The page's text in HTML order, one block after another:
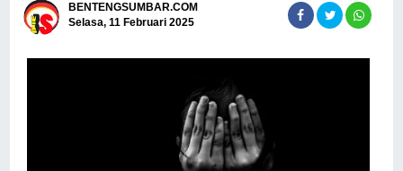
BENTENGSUMBAR.COM
Selasa, 11 Februari 2025